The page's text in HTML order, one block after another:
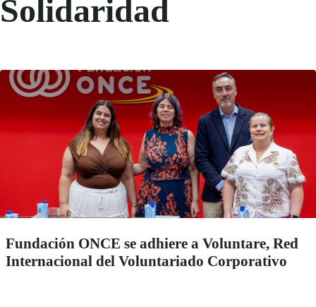
Solidaridad
Fundación ONCE se adhiere a Voluntare, Red
Internacional del Voluntariado Corporativo